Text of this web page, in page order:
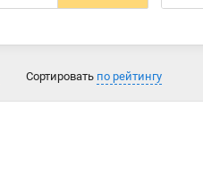
Сортировать по рейтингу